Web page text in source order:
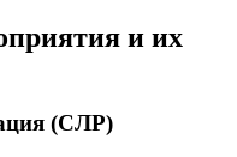
и их
(СЛР)